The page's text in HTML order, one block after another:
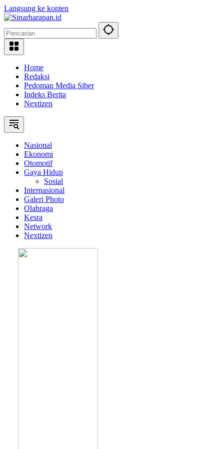
Langsung ke konten
Home
Redaksi
Pedoman Media Siber
Indeks Berita
Nextizen
Nasional
Ekonomi
Otomotif
Gaya Hidup
Sosial
Internasional
Galeri Photo
Olahraga
Kesra
Network
Nextizen